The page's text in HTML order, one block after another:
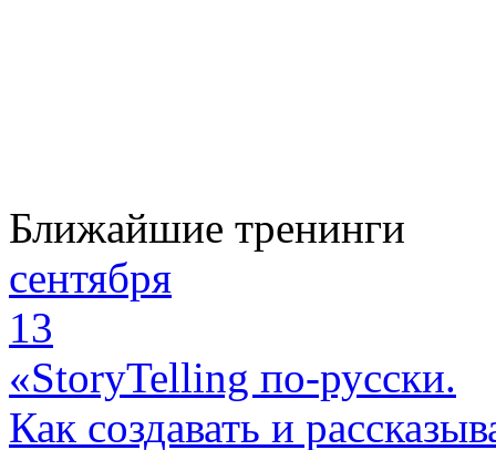
Ближайшие тренинги
сентября
13
«StoryTelling по-русски.
Как создавать и